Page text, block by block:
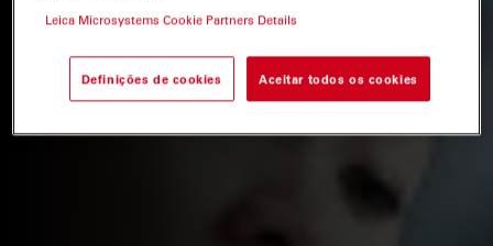
Leica Microsystems Cookie Partners Details
Definições de cookies Aceitar todos os cookies